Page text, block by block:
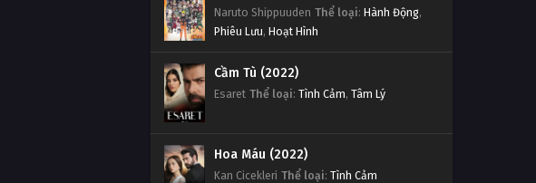
Naruto Shippuuden Thể loại: Hành Động,
Phiêu Lưu, Hoạt Hình
Cầm Tù (2022)
Esaret Thể loại: Tình Cảm, Tâm Lý
Hoa Máu (2022)
Kan Cicekleri Thể loại: Tình Cảm